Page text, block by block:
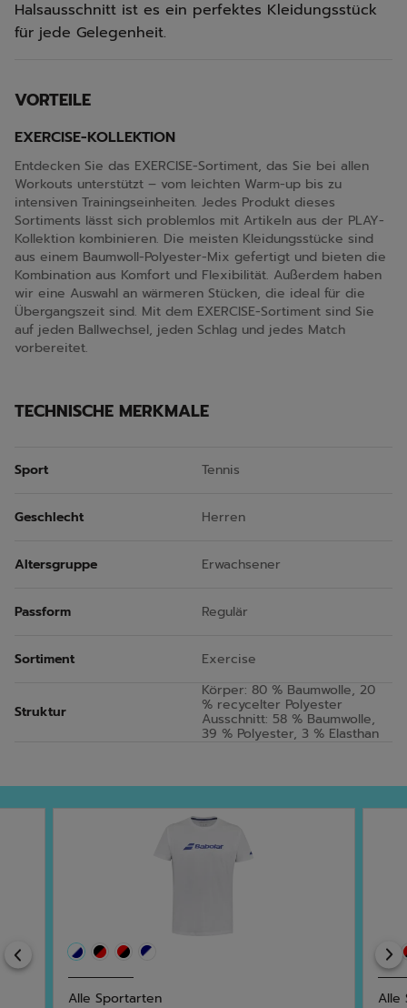
Halsausschnitt ist es ein perfektes Kleidungsstück
für jede Gelegenheit.
VORTEILE
EXERCISE-KOLLEKTION
Entdecken Sie das EXERCISE-Sortiment, das Sie bei allen
Workouts unterstützt – vom leichten Warm-up bis zu
intensiven Trainingseinheiten. Jedes Produkt dieses
Sortiments lässt sich problemlos mit Artikeln aus der PLAY-
Kollektion kombinieren. Die meisten Kleidungsstücke sind
aus einem Baumwoll-Polyester-Mix gefertigt und bieten die
Kombination aus Komfort und Flexibilität. Außerdem haben
wir eine Auswahl an wärmeren Stücken, die ideal für die
Übergangszeit sind. Mit dem EXERCISE-Sortiment sind Sie
auf jeden Ballwechsel, jeden Schlag und jedes Match
vorbereitet.
TECHNISCHE MERKMALE
Sport Tennis
Geschlecht Herren
Altersgruppe Erwachsener
Passform Regulär
Sortiment Exercise
Struktur
Körper: 80 % Baumwolle, 20
% recycelter Polyester
Ausschnitt: 58 % Baumwolle,
39 % Polyester, 3 % Elasthan
Previous
Alle Sportarten Alle